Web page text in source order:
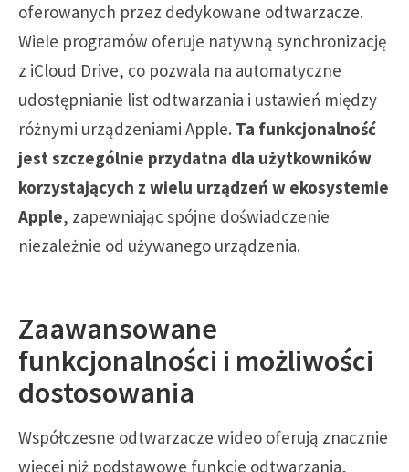
oferowanych przez dedykowane odtwarzacze.
Wiele programów oferuje natywną synchronizację
z iCloud Drive, co pozwala na automatyczne
udostępnianie list odtwarzania i ustawień między
różnymi urządzeniami Apple. Ta funkcjonalność
jest szczególnie przydatna dla użytkowników
korzystających z wielu urządzeń w ekosystemie
Apple, zapewniając spójne doświadczenie
niezależnie od używanego urządzenia.
Zaawansowane
funkcjonalności i możliwości
dostosowania
Współczesne odtwarzacze wideo oferują znacznie
więcej niż podstawowe funkcje odtwarzania,